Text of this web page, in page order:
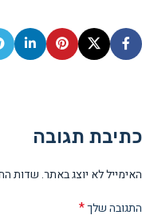
כתיבת תגובה
האימייל לא יוצג באתר.שדות
התגובה שלך*